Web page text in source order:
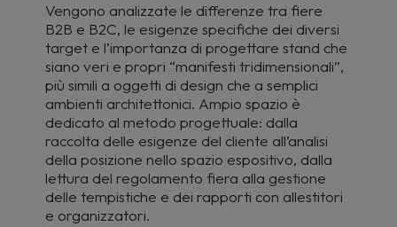
Vengono analizzate le differenze tra fiere
B2B e B2C, le esigenze specifiche dei diversi
target e l’importanza di progettare stand che
siano veri e propri “manifesti tridimensionali”,
più simili a oggetti di design che a semplici
ambienti architettonici. Ampio spazio è
dedicato al metodo progettuale: dalla
raccolta delle esigenze del cliente all’analisi
della posizione nello spazio espositivo, dalla
lettura del regolamento fiera alla gestione
delle tempistiche e dei rapporti con allestitori
e organizzatori.